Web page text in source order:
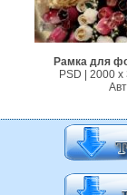
Рамка для
PSD | 2000